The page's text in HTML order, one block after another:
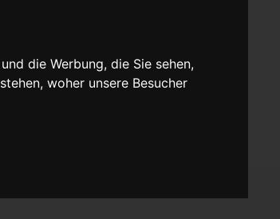
die Werbung, die Sie sehen,
woher unsere Besucher